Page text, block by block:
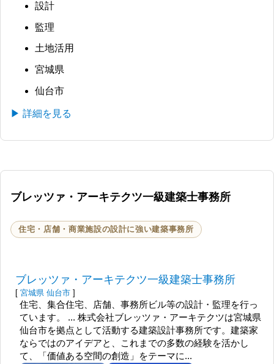
設計
監理
土地活用
宮城県
仙台市
▶ 詳細を見る
ブレッツァ・アーキテクツ一級建築士事務所
住宅・店舗・商業施設の設計に強い建築事務所
ブレッツァ・アーキテクツ一級建築士事務所
[ 宮城県 仙台市 ]
住宅、集合住宅、店舗、事務所ビル等の設計・監理を行っ
ています。 ... 株式会社ブレッツァ・アーキテクツは宮城県
仙台市を拠点として活動する建築設計事務所です。建築家
ならではのアイデアと、これまでの多数の経験を活かし
て、「価値ある空間の創造」をテーマに...